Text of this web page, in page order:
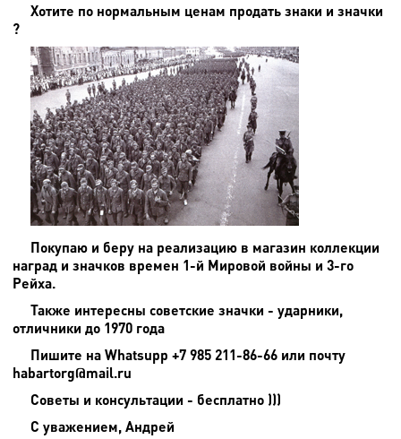
Хотите по нормальным ценам продать знаки и значки
?
Покупаю и беру на реализацию в магазин коллекции
наград и значков времен 1-й Мировой войны и 3-го
Рейха.
Также интересны советские значки - ударники,
отличники до 1970 года
Пишите на Whatsupp +7 985 211-86-66 или почту
habartorg@mail.ru
Советы и консультации - бесплатно )))
С уважением, Андрей